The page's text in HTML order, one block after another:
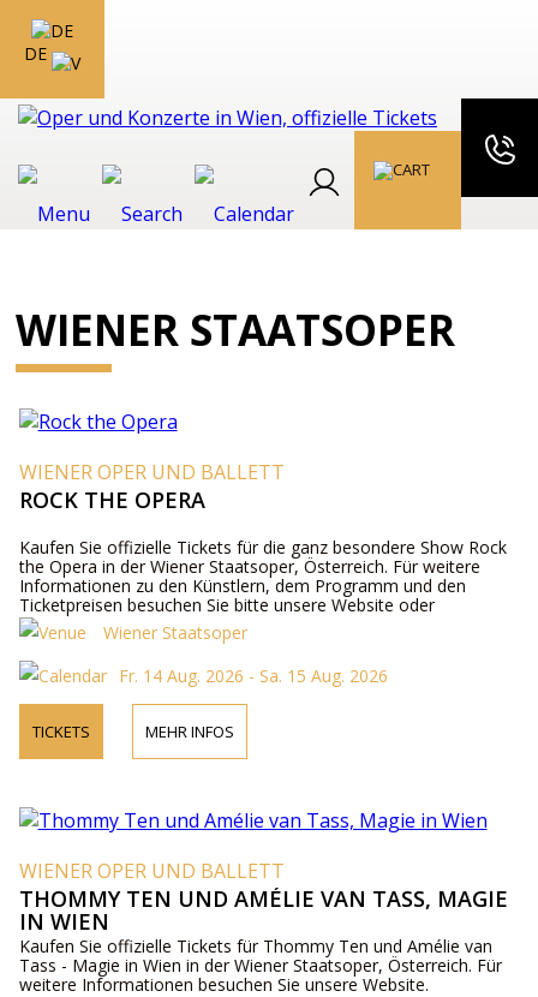
DE
WIENER STAATSOPER
WIENER OPER UND BALLETT
ROCK THE OPERA
Kaufen Sie offizielle Tickets für die ganz besondere Show Rock
the Opera in der Wiener Staatsoper, Österreich. Für weitere
Informationen zu den Künstlern, dem Programm und den
Ticketpreisen besuchen Sie bitte unsere Website oder
kontaktieren Sie uns telefonisch.
Wiener Staatsoper
Fr. 14 Aug. 2026 - Sa. 15 Aug. 2026
TICKETS MEHR INFOS
WIENER OPER UND BALLETT
THOMMY TEN UND AMÉLIE VAN TASS, MAGIE
IN WIEN
Kaufen Sie offizielle Tickets für Thommy Ten und Amélie van
Tass - Magie in Wien in der Wiener Staatsoper, Österreich. Für
weitere Informationen besuchen Sie unsere Website.